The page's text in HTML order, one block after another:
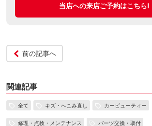
当店への来店ご予約はこちら!
前の記事へ
関連記事
全て キズ・へこみ直し カービューティー
修理・点検・メンテナンス パーツ交換・取付